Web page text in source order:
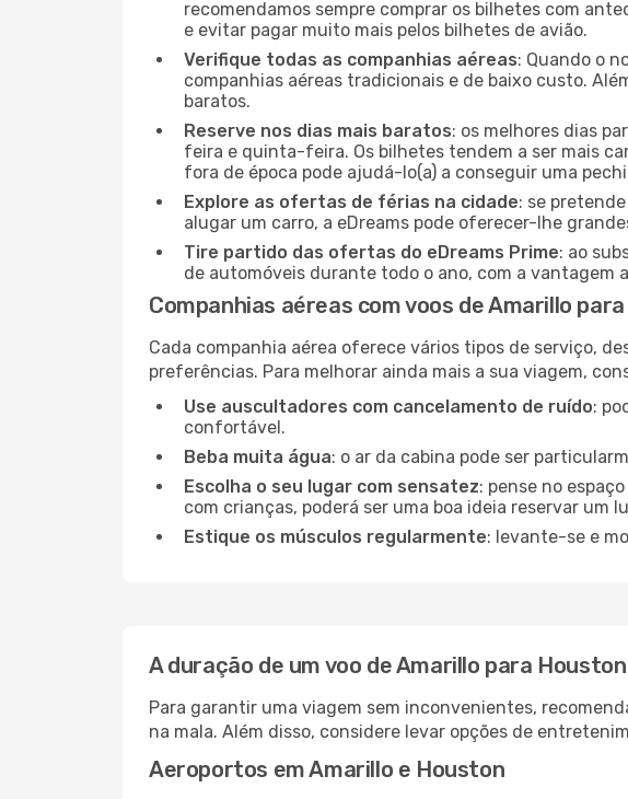
recomendamos sempre comprar os bilhetes com
e evitar pagar muito mais pelos bilhetes de avião.
Verifique todas as companhias aéreas: Quando o
companhias aéreas tradicionais e de baixo custo.
baratos.
Reserve nos dias mais baratos: os melhores dias
feira e quinta-feira. Os bilhetes tendem a ser mais
fora de época pode ajudá-lo(a) a conseguir uma
Explore as ofertas de férias na cidade: se
alugar um carro, a eDreams pode oferecer-lhe
Tire partido das ofertas do eDreams Prime: ao
de automóveis durante todo o ano, com a
Companhias aéreas com voos de Amarillo
Cada companhia aérea oferece vários tipos de serviço,
preferências. Para melhorar ainda mais a sua viagem,
Use auscultadores com cancelamento de ruído:
confortável.
Beba muita água: o ar da cabina pode ser
Escolha o seu lugar com sensatez: pense no
com crianças, poderá ser uma boa ideia reservar um
Estique os músculos regularmente: levante-se e
A duração de um voo de Amarillo para Houston
Para garantir uma viagem sem inconvenientes,
na mala. Além disso, considere levar opções de
Aeroportos em Amarillo e Houston